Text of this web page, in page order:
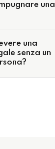
una
una
senza un